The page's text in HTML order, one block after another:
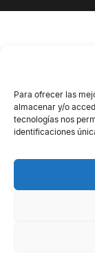
Para ofrecer las
almacenar y/o
tecnologías nos
identificaciones